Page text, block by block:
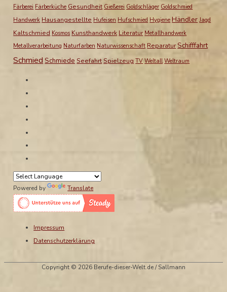
Färberei Färberküche Gesundheit Gießerei Goldschläger Goldschmied
Handwerk Hausangestellte Hufeisen Hufschmied Hygiene Händler Jagd
Kaltschmied Kosmos Kunsthandwerk Literatur Metallhandwerk
Metallverarbeitung Naturfarben Naturwissenschaft Reparatur Schifffahrt
Schmied Schmiede Seefahrt Spielzeug TV Weltall Weltraum
Powered by Translate
Impressum
Datenschutzerklärung
Copyright © 2026 Berufe-dieser-Welt.de / Sallmann